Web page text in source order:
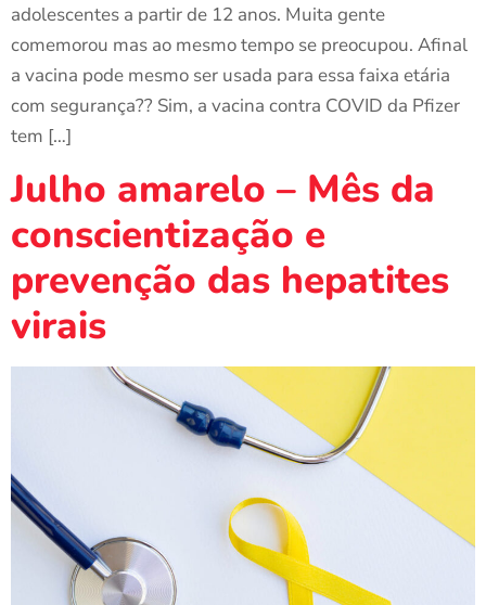
adolescentes a partir de 12 anos. Muita gente
comemorou mas ao mesmo tempo se preocupou. Afinal
a vacina pode mesmo ser usada para essa faixa etária
com segurança?? Sim, a vacina contra COVID da Pfizer
tem […]
Julho amarelo – Mês da
conscientização e
prevenção das hepatites
virais